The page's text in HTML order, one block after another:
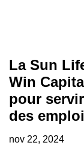
La Sun
Win
pour
des
nov 22, 2024